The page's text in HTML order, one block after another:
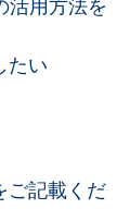
活用方法を
たい
ご記載くだ